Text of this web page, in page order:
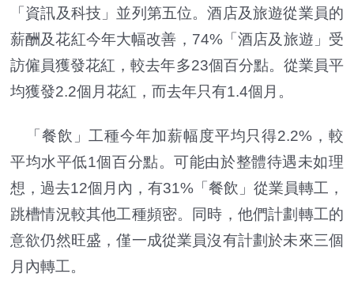
「資訊及科技」並列第五位。酒店及旅遊從業員的
薪酬及花紅今年大幅改善，74%「酒店及旅遊」受
訪僱員獲發花紅，較去年多23個百分點。從業員平
均獲發2.2個月花紅，而去年只有1.4個月。
「餐飲」工種今年加薪幅度平均只得2.2%，較
平均水平低1個百分點。可能由於整體待遇未如理
想，過去12個月內，有31%「餐飲」從業員轉工，
跳槽情況較其他工種頻密。同時，他們計劃轉工的
意欲仍然旺盛，僅一成從業員沒有計劃於未來三個
月內轉工。